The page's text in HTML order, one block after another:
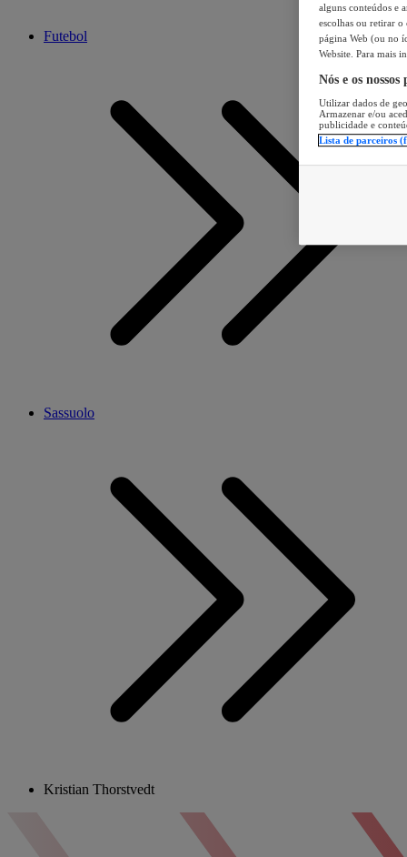
Futebol
Sassuolo
Kristian Thorstvedt
alguns conteúdos e
escolhas ou retirar
página Web (ou no
Website. Para mais
Nós e os
Utilizar dados de
Armazenar e/ou
publicidade e
Lista de parceiros